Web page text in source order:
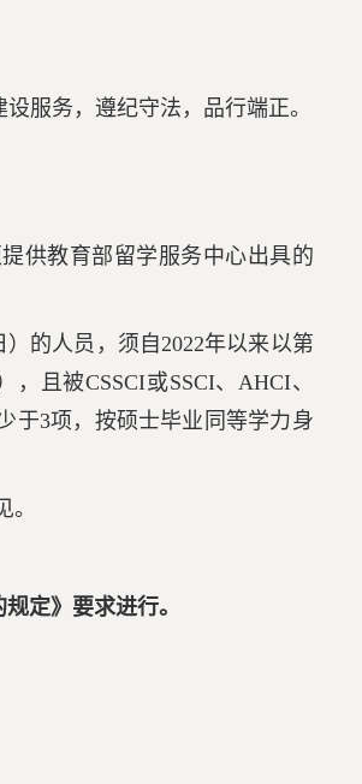
服务，遵纪守法，品行端正。
供教育部留学服务中心出具的
的人员，须自2022年以来以第
且被CSSCI或SSCI、AHCI、
于3项，按硕士毕业同等学力身
定》要求进行。